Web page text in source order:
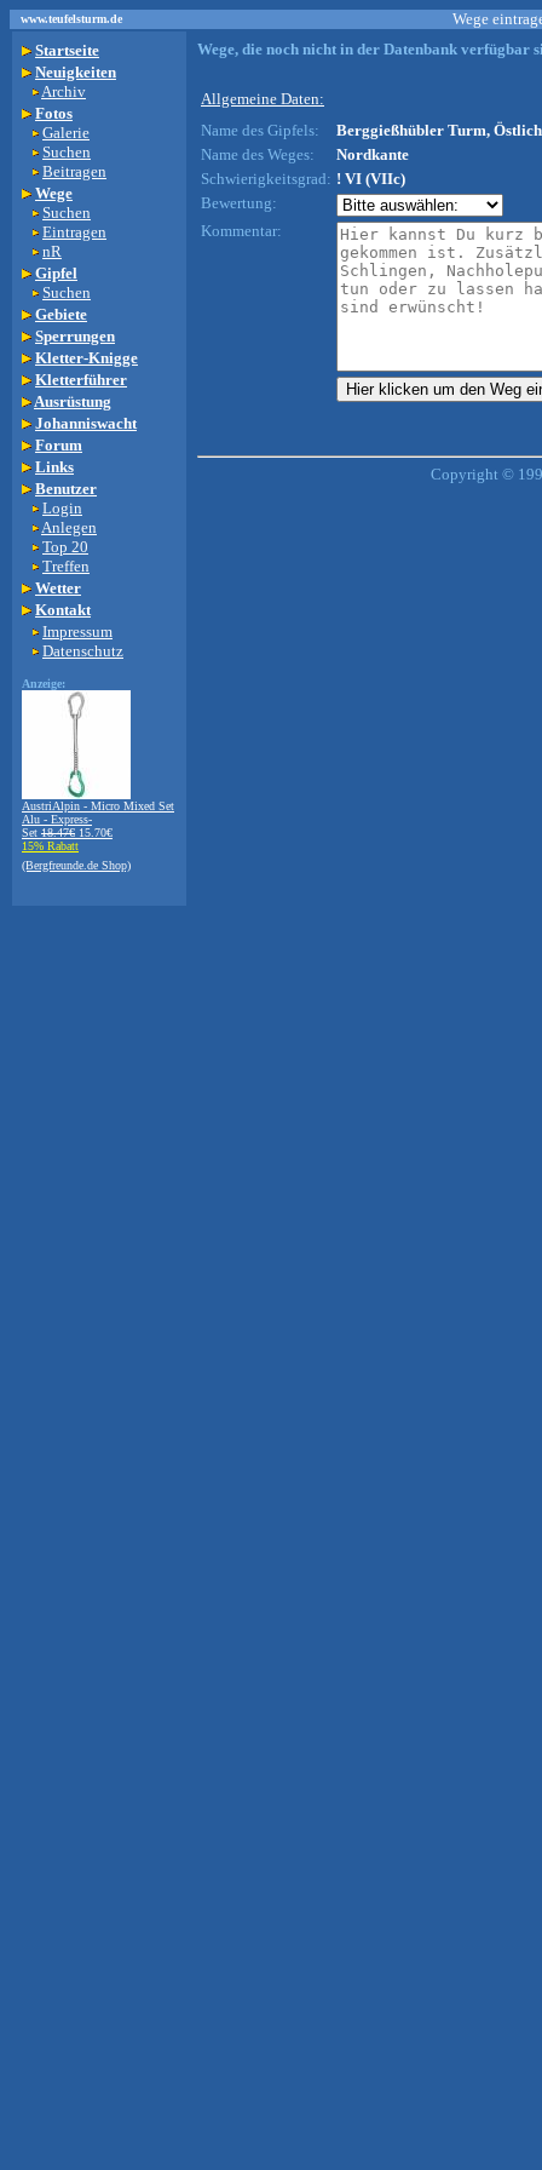
www.teufelsturm.de
Wege
Startseite
Neuigkeiten
Archiv
Fotos
Galerie
Suchen
Beitragen
Wege
Suchen
Eintragen
nR
Gipfel
Suchen
Gebiete
Sperrungen
Kletter-Knigge
Kletterführer
Ausrüstung
Johanniswacht
Forum
Links
Benutzer
Login
Anlegen
Top 20
Treffen
Wetter
Kontakt
Impressum
Datenschutz
Anzeige:
AustriAlpin - Micro Mixed Set
Alu - Express-
Set 18.47€ 15.70€
15% Rabatt
(Bergfreunde.de Shop)
Wege, die noch nicht in der Datenbank verfügbar
Allgemeine Daten:
Name des Gipfels:
Berggießhübler Turm,
Name des Weges:
Nordkante
Schwierigkeitsgrad: ! VI (VIIc)
Bewertung:
Kommentar:
Copyright ©